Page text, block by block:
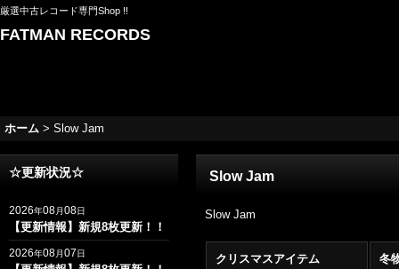
厳選中古レコード専門Shop !!
FATMAN RECORDS
ホーム > Slow Jam
☆更新状況☆
2026年08月08日
【更新情報】新規8枚更新！！
2026年08月07日
Slow Jam
Slow Jam
クリスマスアイテム 冬